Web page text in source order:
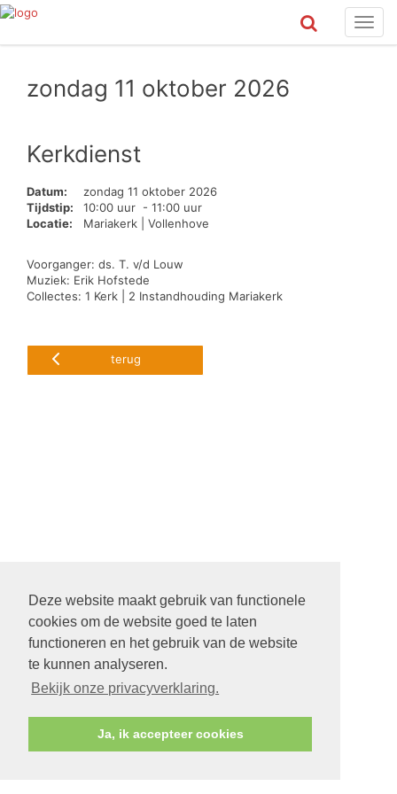
Deze website maakt gebruik van functionele
cookies om de website goed te laten
functioneren en het gebruik van de website
te kunnen analyseren.
Bekijk onze privacyverklaring.
Ja, ik accepteer cookies
zondag 11 oktober 2026
Kerkdienst
Datum:
zondag 11 oktober 2026
Tijdstip:
10:00 uur - 11:00 uur
Locatie:
Mariakerk | Vollenhove
Voorganger: ds. T. v/d Louw
Muziek: Erik Hofstede
Collectes: 1 Kerk | 2 Instandhouding Mariakerk
terug